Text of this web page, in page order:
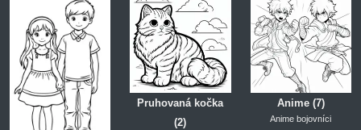
Pruhovaná kočka
(2)
Anime (7)
Anime bojovníci